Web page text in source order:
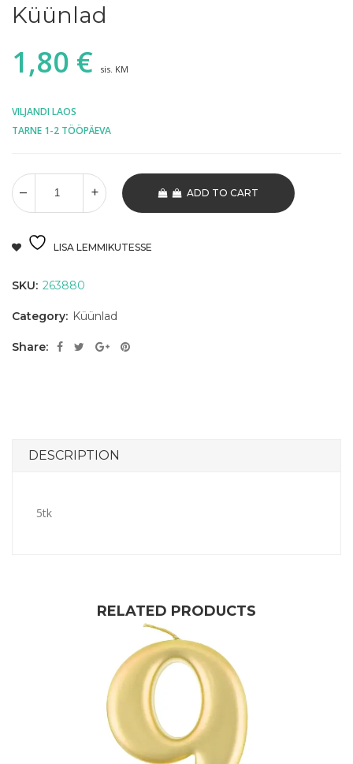
Küünlad
1,80 € sis. KM
VILJANDI LAOS
TARNE 1-2 TÖÖPÄEVA
ADD TO CART
LISA LEMMIKUTESSE
SKU: 263880
Category: Küünlad
Share:
DESCRIPTION
5tk
RELATED PRODUCTS